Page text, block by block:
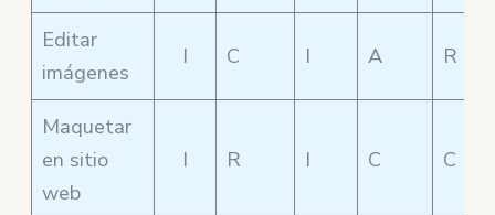
Editar
imágenes
I C I A R
Maquetar
en sitio
web
I R I C C